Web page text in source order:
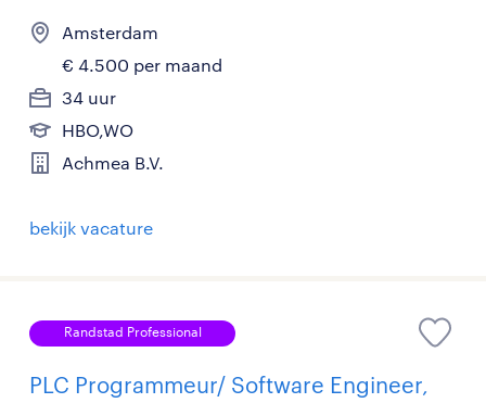
Amsterdam
€ 4.500 per maand
34 uur
HBO,WO
Achmea B.V.
bekijk vacature
Randstad Professional
PLC Programmeur/ Software Engineer,